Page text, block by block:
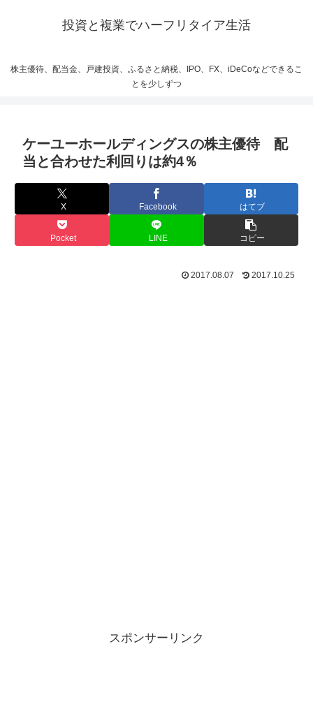
投資と複業でハーフリタイア生活
株主優待、配当金、戸建投資、ふるさと納税、IPO、FX、iDeCoなどできるこ
とを少しずつ
ケーユーホールディングスの株主優待 配
当と合わせた利回りは約4％
X Facebook はてブ
Pocket LINE コピー
2017.08.07 2017.10.25
スポンサーリンク